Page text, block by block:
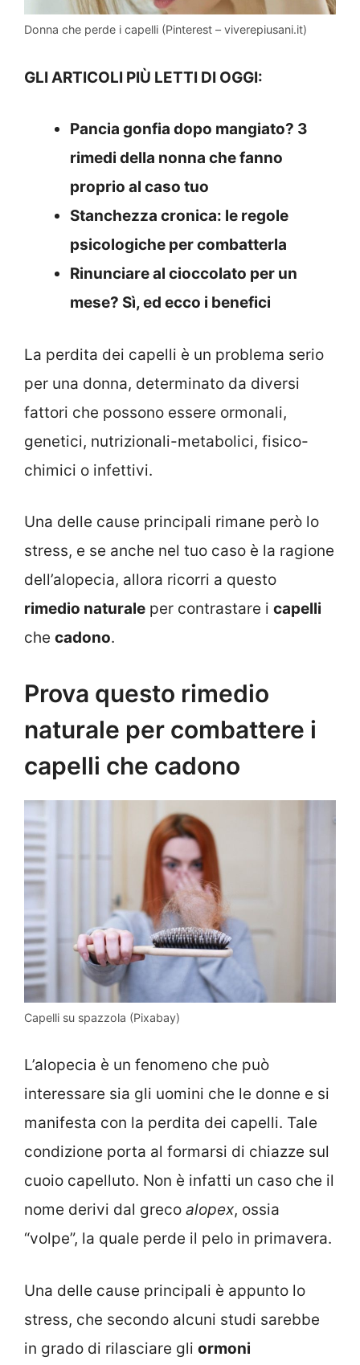
Donna che perde i capelli (Pinterest – viverepiusani.it)
GLI ARTICOLI PIÙ LETTI DI OGGI:
Pancia gonfia dopo mangiato? 3
rimedi della nonna che fanno
proprio al caso tuo
Stanchezza cronica: le regole
psicologiche per combatterla
Rinunciare al cioccolato per un
mese? Sì, ed ecco i benefici
La perdita dei capelli è un problema serio
per una donna, determinato da diversi
fattori che possono essere ormonali,
genetici, nutrizionali-metabolici, fisico-
chimici o infettivi.
Una delle cause principali rimane però lo
stress, e se anche nel tuo caso è la ragione
dell’alopecia, allora ricorri a questo
rimedio naturale per contrastare i capelli
che cadono.
Prova questo rimedio
naturale per combattere i
capelli che cadono
Capelli su spazzola (Pixabay)
L’alopecia è un fenomeno che può
interessare sia gli uomini che le donne e si
manifesta con la perdita dei capelli. Tale
condizione porta al formarsi di chiazze sul
cuoio capelluto. Non è infatti un caso che il
nome derivi dal greco alopex, ossia
“volpe”, la quale perde il pelo in primavera.
Una delle cause principali è appunto lo
stress, che secondo alcuni studi sarebbe
in grado di rilasciare gli ormoni